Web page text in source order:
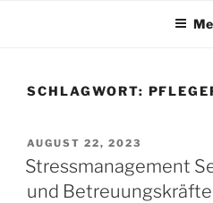
SCHLAGWORT:
VERÖFFENTLICHT
AM
AUGUST 22, 2023
Stressmanagement
und Betreuungskräfte